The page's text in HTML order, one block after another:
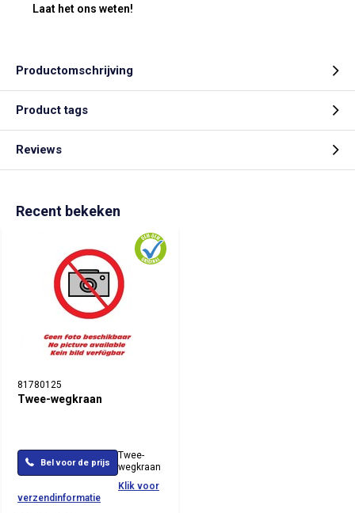
Laat het ons weten!
Productomschrijving
Product tags
Reviews
Recent bekeken
81780125
Twee-wegkraan
Bel voor de prijs
Twee-
wegkraan
Klik voor
verzendinformatie